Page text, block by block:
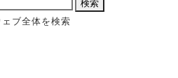
ェブ全体を検索